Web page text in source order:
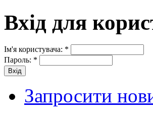
Вхід для
Ім'я користувача: *
Пароль: *
Запросити